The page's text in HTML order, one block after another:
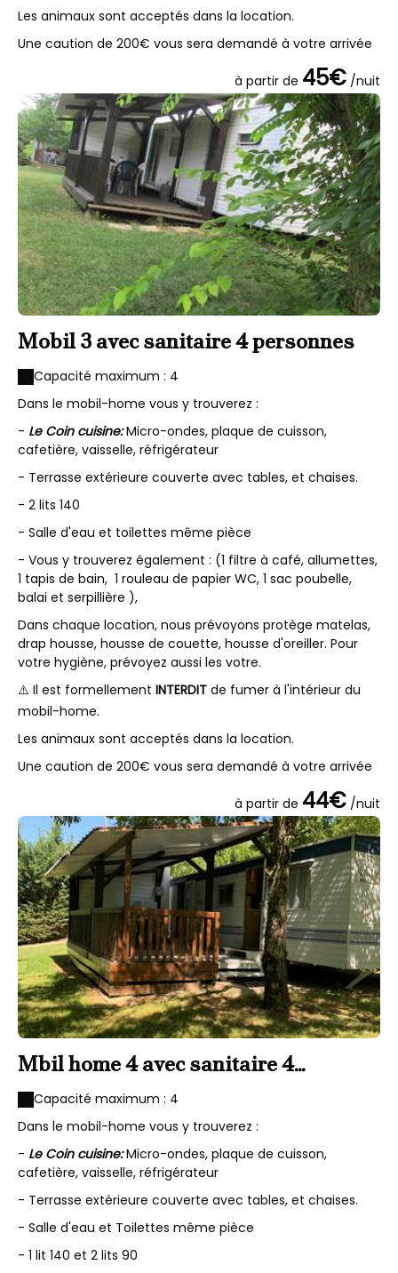
Les animaux sont acceptés dans la location.
Une caution de 200€ vous sera demandé à votre arrivée
à partir de 45€ /nuit
Mobil 3 avec sanitaire 4 personnes
Capacité maximum : 4
Dans le mobil-home vous y trouverez :
- Le Coin cuisine:Micro-ondes, plaque de cuisson,
cafetière, vaisselle, réfrigérateur
- Terrasse extérieure couverte avec tables, et chaises.
- 2 lits 140
- Salle d'eau et toilettes même pièce
- Vous y trouverez également : (1 filtre à café, allumettes,
1 tapis de bain, 1 rouleau de papier WC, 1 sac poubelle,
balai et serpillière ),
Dans chaque location, nous prévoyons protège matelas,
drap housse, housse de couette, housse d'oreiller. Pour
votre hygiène, prévoyez aussi les votre.
⚠️ Il est formellement INTERDIT de fumer à l'intérieur du
mobil-home.
Les animaux sont acceptés dans la location.
Une caution de 200€ vous sera demandé à votre arrivée
à partir de 44€ /nuit
Mbil home 4 avec sanitaire 4
personnes
Capacité maximum : 4
Dans le mobil-home vous y trouverez :
- Le Coin cuisine:Micro-ondes, plaque de cuisson,
cafetière, vaisselle, réfrigérateur
- Terrasse extérieure couverte avec tables, et chaises.
- Salle d'eau et Toilettes même pièce
- 1 lit 140 et 2 lits 90